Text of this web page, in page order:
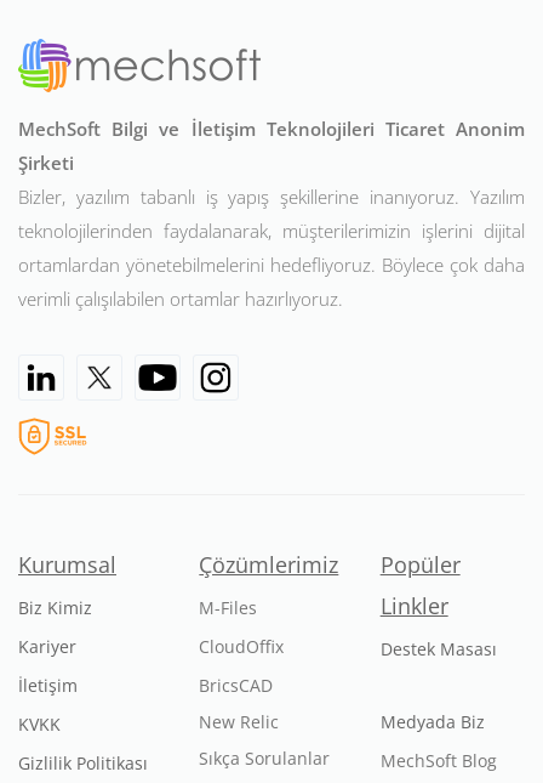
MechSoft Bilgi ve İletişim Teknolojileri Ticaret Anonim
Şirketi
Bizler, yazılım tabanlı iş yapış şekillerine inanıyoruz. Yazılım
teknolojilerinden faydalanarak, müşterilerimizin işlerini dijital
ortamlardan yönetebilmelerini hedefliyoruz. Böylece çok daha
verimli çalışılabilen ortamlar hazırlıyoruz.
Kurumsal
Biz Kimiz
Kariyer
İletişim
KVKK
Gizlilik Politikası
Çözümlerimiz
M-Files
CloudOffix
BricsCAD
New Relic
Sıkça Sorulanlar
Popüler
Linkler
Destek Masası
Medyada Biz
MechSoft Blog